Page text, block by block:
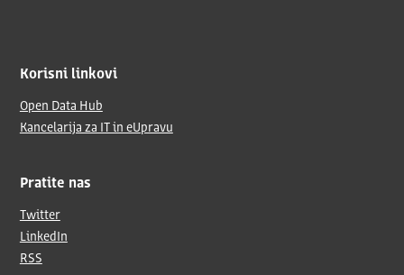
Korisni linkovi
Open Data Hub
Kancelarija za IT in eUpravu
Pratite nas
Twitter
LinkedIn
RSS